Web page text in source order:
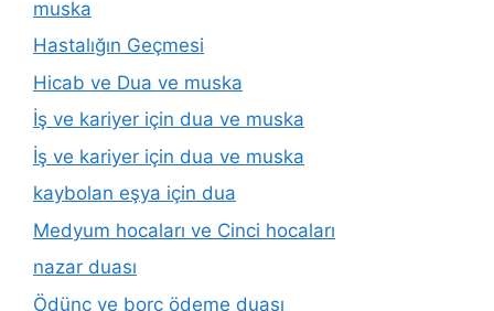
muska
Hastalığın Geçmesi
Hicab ve Dua ve muska
İş ve kariyer için dua ve muska
İş ve kariyer için dua ve muska
kaybolan eşya için dua
Medyum hocaları ve Cinci hocaları
nazar duası
Ödünç ve borç ödeme duası